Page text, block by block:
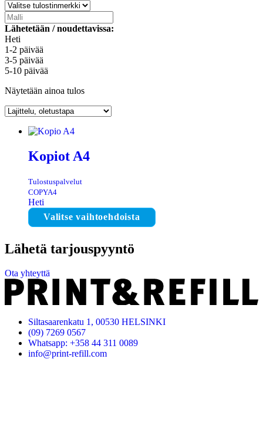
Lähetetään / noudettavissa:
Heti
1-2 päivää
3-5 päivää
5-10 päivää
Näytetään ainoa tulos
Kopiot A4
Tulostuspalvelut
COPYA4
Heti
Valitse vaihtoehdoista
Lähetä tarjouspyyntö
Ota yhteyttä
Siltasaarenkatu 1, 00530 HELSINKI
(09) 7269 0567
Whatsapp: +358 44 311 0089
info@print-refill.com